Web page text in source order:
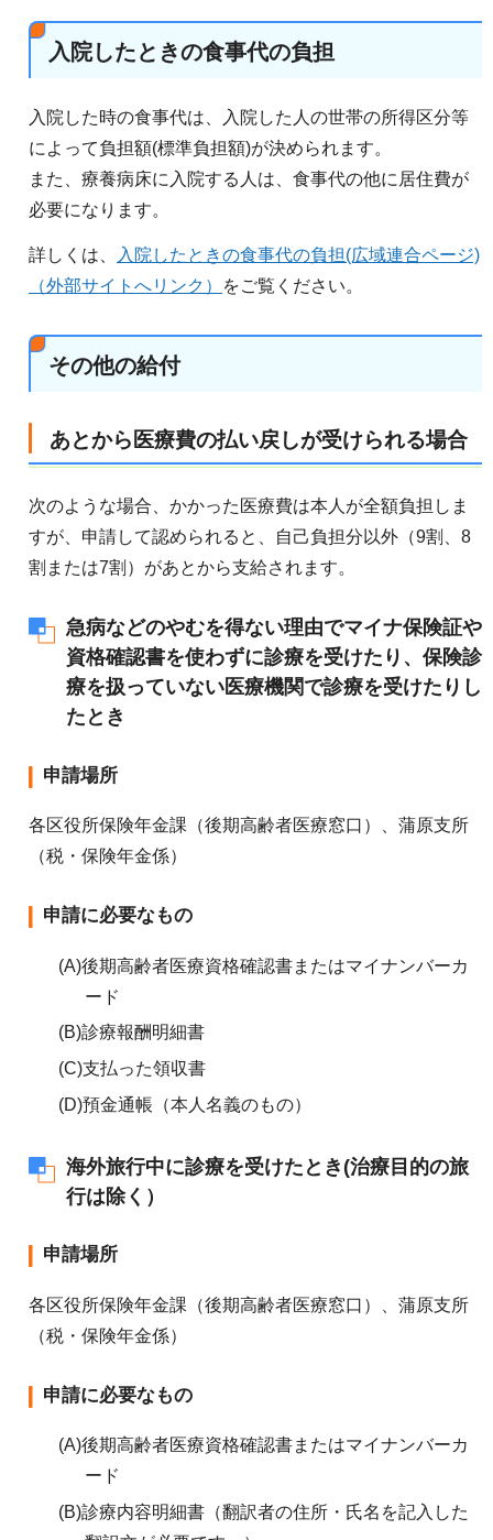
入院したときの食事代の負担
入院した時の食事代は、入院した人の世帯の所得区分等
によって負担額(標準負担額)が決められます。
また、療養病床に入院する人は、食事代の他に居住費が
必要になります。
詳しくは、
入院したときの食事代の負担(広域連合ページ)
（外部サイトへリンク）
をご覧ください。
その他の給付
あとから医療費の払い戻しが受けられる場合
次のような場合、かかった医療費は本人が全額負担しま
すが、申請して認められると、自己負担分以外（9割、8
割または7割）があとから支給されます。
急病などのやむを得ない理由でマイナ保険証や
資格確認書を使わずに診療を受けたり、保険診
療を扱っていない医療機関で診療を受けたりし
たとき
申請場所
各区役所保険年金課（後期高齢者医療窓口）、蒲原支所
（税・保険年金係）
申請に必要なもの
(A)後期高齢者医療資格確認書またはマイナンバーカ
ード
(B)診療報酬明細書
(C)支払った領収書
(D)預金通帳（本人名義のもの）
海外旅行中に診療を受けたとき(治療目的の旅
行は除く）
申請場所
各区役所保険年金課（後期高齢者医療窓口）、蒲原支所
（税・保険年金係）
申請に必要なもの
(A)後期高齢者医療資格確認書またはマイナンバーカ
ード
(B)診療内容明細書（翻訳者の住所・氏名を記入した